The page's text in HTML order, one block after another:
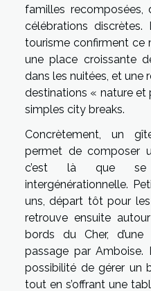
familles recomposées,
célébrations
tourisme confirment ce
une place croissante
dans les nuitées, et une
destinations « nature
simples city breaks.
Concrètement, un
permet de composer
c’est là que se
intergénérationnelle.
uns, départ tôt pour
retrouve ensuite
bords du Cher,
passage par Amboise.
possibilité de gérer un
tout en s’offrant une